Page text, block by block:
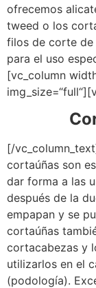
ofrecemos
tweed o los
filos de corte de
para el uso
[vc_column
[/
cortaúñas son
dar forma a las
después de la
empapan y se
cortaúñas
cortacabezas y
utilizarlos en el
(podología).